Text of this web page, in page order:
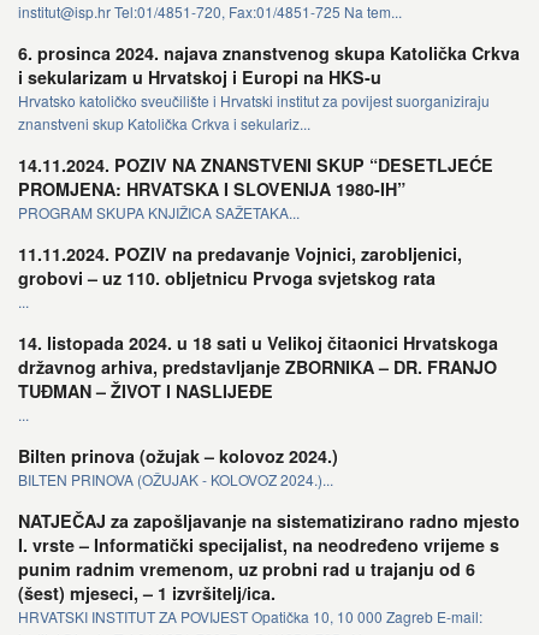
institut@isp.hr Tel:01/4851-720, Fax:01/4851-725 Na tem...
6. prosinca 2024. najava znanstvenog skupa Katolička Crkva
i sekularizam u Hrvatskoj i Europi na HKS-u
Hrvatsko katoličko sveučilište i Hrvatski institut za povijest suorganiziraju
znanstveni skup Katolička Crkva i sekulariz...
14.11.2024. POZIV NA ZNANSTVENI SKUP “DESETLJEĆE
PROMJENA: HRVATSKA I SLOVENIJA 1980-IH”
PROGRAM SKUPA KNJIŽICA SAŽETAKA...
11.11.2024. POZIV na predavanje Vojnici, zarobljenici,
grobovi – uz 110. obljetnicu Prvoga svjetskog rata
...
14. listopada 2024. u 18 sati u Velikoj čitaonici Hrvatskoga
državnog arhiva, predstavljanje ZBORNIKA – DR. FRANJO
TUĐMAN – ŽIVOT I NASLIJEĐE
...
Bilten prinova (ožujak – kolovoz 2024.)
BILTEN PRINOVA (OŽUJAK - KOLOVOZ 2024.)...
NATJEČAJ za zapošljavanje na sistematizirano radno mjesto
I. vrste – Informatički specijalist, na neodređeno vrijeme s
punim radnim vremenom, uz probni rad u trajanju od 6
(šest) mjeseci, – 1 izvršitelj/ica.
HRVATSKI INSTITUT ZA POVIJEST Opatička 10, 10 000 Zagreb E-mail: